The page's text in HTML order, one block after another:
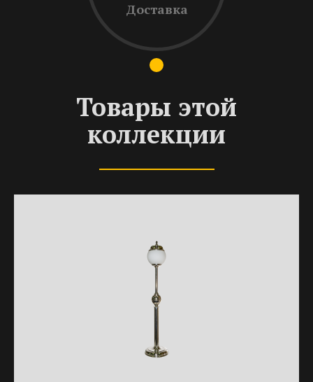
Доставка
Товары этой
коллекции